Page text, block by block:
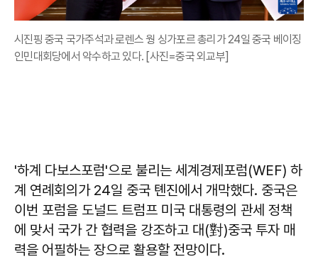
시진핑 중국 국가주석과 로렌스 웡 싱가포르 총리가 24일 중국 베이징
인민대회당에서 악수하고 있다. [사진=중국 외교부]
'하계 다보스포럼'으로 불리는 세계경제포럼(WEF) 하
계 연례회의가 24일 중국 톈진에서 개막했다. 중국은
이번 포럼을 도널드 트럼프 미국 대통령의 관세 정책
에 맞서 국가 간 협력을 강조하고 대(對)중국 투자 매
력을 어필하는 장으로 활용할 전망이다.